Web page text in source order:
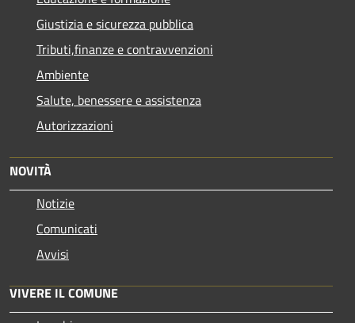
Giustizia e sicurezza pubblica
Tributi,finanze e contravvenzioni
Ambiente
Salute, benessere e assistenza
Autorizzazioni
NOVITÀ
Notizie
Comunicati
Avvisi
VIVERE IL COMUNE